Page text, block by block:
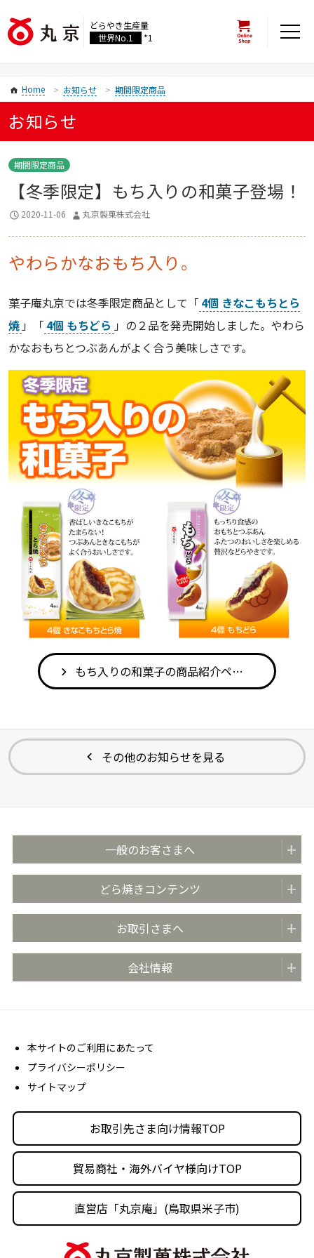
どらやき生産量
世界No.1
*1
Home お知らせ 期間限定商品
お知らせ
期間限定商品
【冬季限定】もち入りの和菓子登場！
2020-11-06 丸京製菓株式会社
やわらかなおもち入り。
菓子庵丸京では冬季限定商品として「 4個 きなこもちとら
焼 」「 4個 もちどら 」の２品を発売開始しました。やわら
かなおもちとつぶあんがよく合う美味しさです。
もち入りの和菓子の商品紹介ページを見る
その他のお知らせを見る
一般のお客さまへ
全国の販売店
おいしさのこだわり
安心・安全の取り組み
どら焼きコンテンツ
どらやきのまち米子
どらやきの日 (4月4日)
お取引さまへ
お取引先さま向け情報TOP
商品カタログ
会社情報
経営理念
沿革
丸京の事業体
人材育成・社会活動
本サイトのご利用にあたって
プライバシーポリシー
サイトマップ
お取引先さま向け情報TOP
貿易商社・海外バイヤ様向けTOP
直営店「丸京庵」(鳥取県米子市)